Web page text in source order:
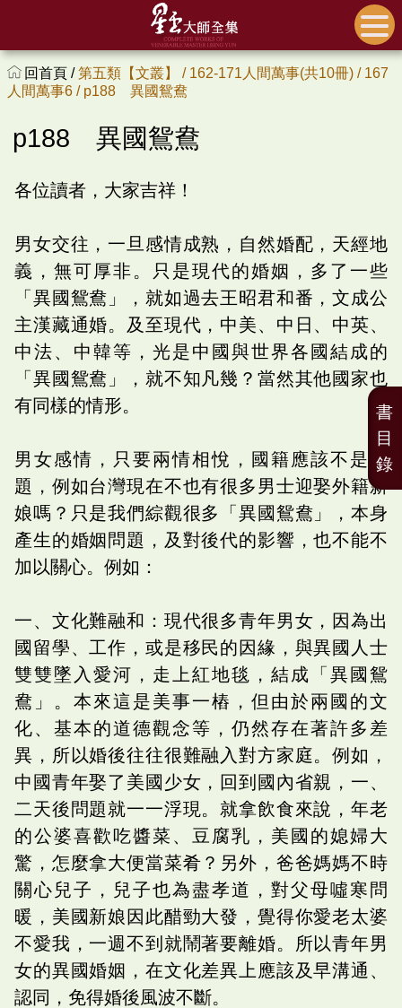
回首頁 /第五類【文叢】 / 162-171人間萬事(共10冊) / 167
人間萬事6 / p188 異國鴛鴦
p188 異國鴛鴦
各位讀者，大家吉祥！
男女交往，一旦感情成熟，自然婚配，天經地
義，無可厚非。只是現代的婚姻，多了一些
「異國鴛鴦」，就如過去王昭君和番，文成公
主漢藏通婚。及至現代，中美、中日、中英、
中法、中韓等，光是中國與世界各國結成的
「異國鴛鴦」，就不知凡幾？當然其他國家也
有同樣的情形。
男女感情，只要兩情相悅，國籍應該不是問
題，例如台灣現在不也有很多男士迎娶外籍新
娘嗎？只是我們綜觀很多「異國鴛鴦」，本身
產生的婚姻問題，及對後代的影響，也不能不
加以關心。例如：
一、文化難融和：現代很多青年男女，因為出
國留學、工作，或是移民的因緣，與異國人士
雙雙墜入愛河，走上紅地毯，結成「異國鴛
鴦」。本來這是美事一樁，但由於兩國的文
化、基本的道德觀念等，仍然存在著許多差
異，所以婚後往往很難融入對方家庭。例如，
中國青年娶了美國少女，回到國內省親，一、
二天後問題就一一浮現。就拿飲食來說，年老
的公婆喜歡吃醬菜、豆腐乳，美國的媳婦大
驚，怎麼拿大便當菜肴？另外，爸爸媽媽不時
關心兒子，兒子也為盡孝道，對父母噓寒問
暖，美國新娘因此醋勁大發，覺得你愛老太婆
不愛我，一週不到就鬧著要離婚。所以青年男
女的異國婚姻，在文化差異上應該及早溝通、
認同，免得婚後風波不斷。
書
目
錄